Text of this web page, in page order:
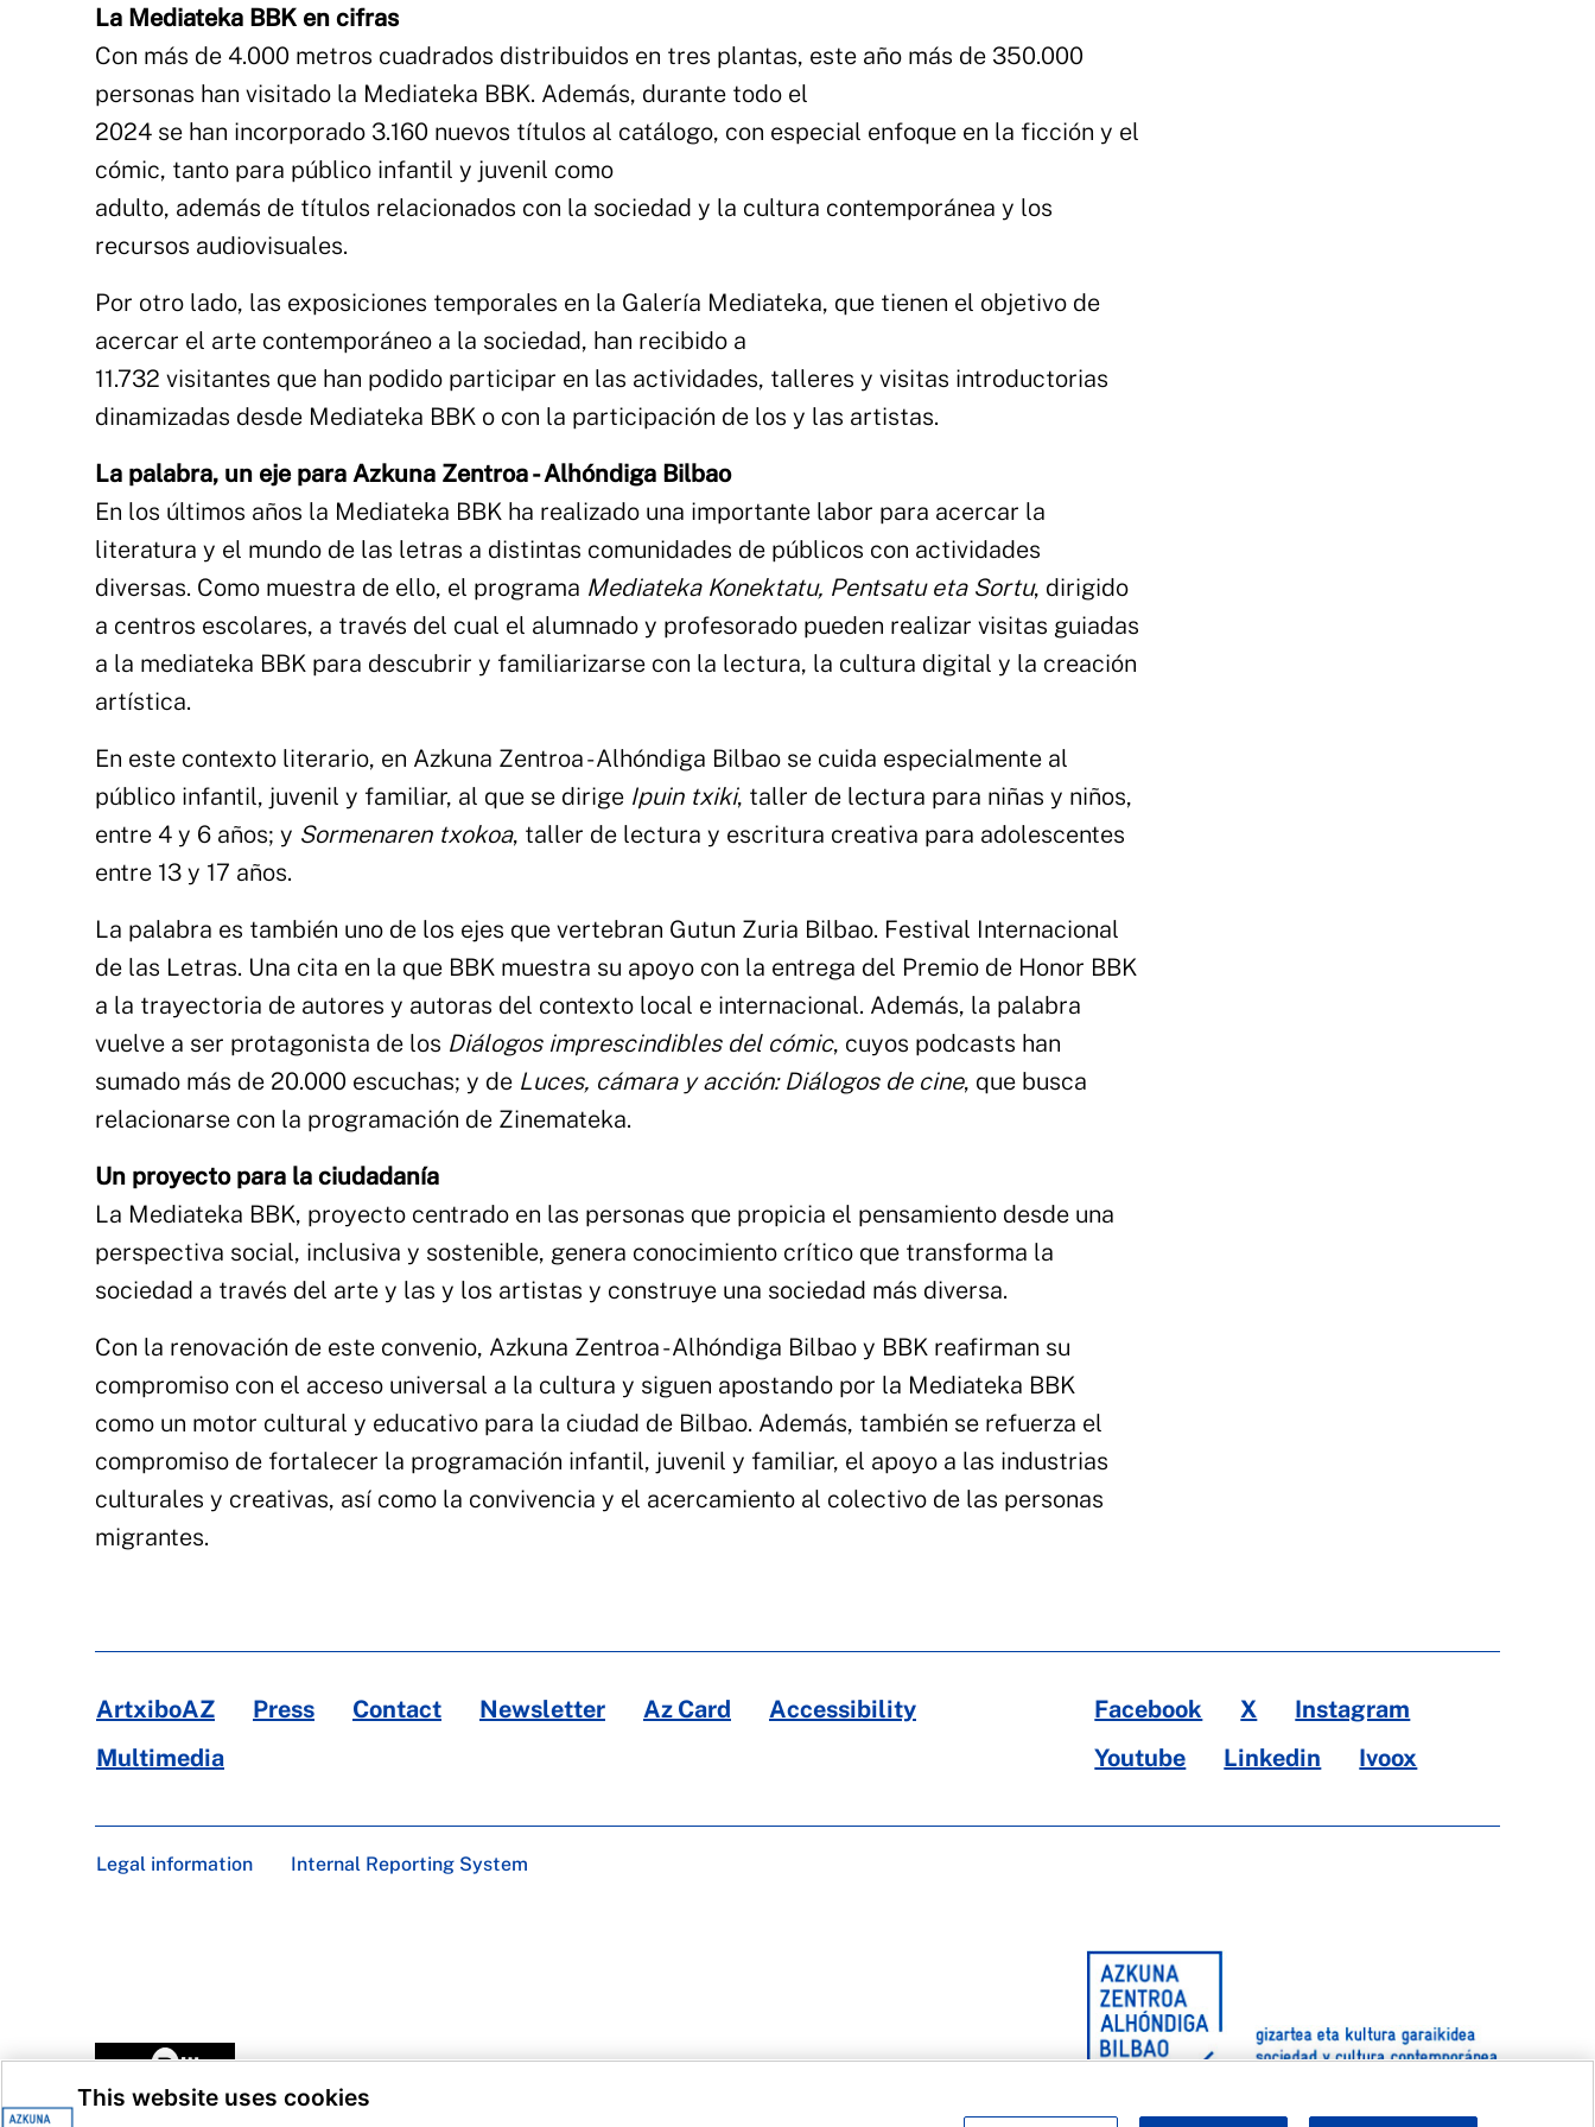
La Mediateka BBK en cifras
Con más de 4.000 metros cuadrados distribuidos en tres plantas, este año más de 350.000
personas han visitado la Mediateka BBK. Además, durante todo el
2024 se han incorporado 3.160 nuevos títulos al catálogo, con especial enfoque en la ficción y el
cómic, tanto para público infantil y juvenil como
adulto, además de títulos relacionados con la sociedad y la cultura contemporánea y los
recursos audiovisuales.
Por otro lado, las exposiciones temporales en la Galería Mediateka, que tienen el objetivo de
acercar el arte contemporáneo a la sociedad, han recibido a
11.732 visitantes que han podido participar en las actividades, talleres y visitas introductorias
dinamizadas desde Mediateka BBK o con la participación de los y las artistas.
La palabra, un eje para Azkuna Zentroa - Alhóndiga Bilbao
En los últimos años la Mediateka BBK ha realizado una importante labor para acercar la
literatura y el mundo de las letras a distintas comunidades de públicos con actividades
diversas. Como muestra de ello, el programa Mediateka Konektatu, Pentsatu eta Sortu, dirigido
a centros escolares, a través del cual el alumnado y profesorado pueden realizar visitas guiadas
a la mediateka BBK para descubrir y familiarizarse con la lectura, la cultura digital y la creación
artística.
En este contexto literario, en Azkuna Zentroa - Alhóndiga Bilbao se cuida especialmente al
público infantil, juvenil y familiar, al que se dirige Ipuin txiki, taller de lectura para niñas y niños,
entre 4 y 6 años; y Sormenaren txokoa, taller de lectura y escritura creativa para adolescentes
entre 13 y 17 años.
La palabra es también uno de los ejes que vertebran Gutun Zuria Bilbao. Festival Internacional
de las Letras. Una cita en la que BBK muestra su apoyo con la entrega del Premio de Honor BBK
a la trayectoria de autores y autoras del contexto local e internacional. Además, la palabra
vuelve a ser protagonista de los Diálogos imprescindibles del cómic, cuyos podcasts han
sumado más de 20.000 escuchas; y de Luces, cámara y acción: Diálogos de cine, que busca
relacionarse con la programación de Zinemateka.
Un proyecto para la ciudadanía
La Mediateka BBK, proyecto centrado en las personas que propicia el pensamiento desde una
perspectiva social, inclusiva y sostenible, genera conocimiento crítico que transforma la
sociedad a través del arte y las y los artistas y construye una sociedad más diversa.
Con la renovación de este convenio, Azkuna Zentroa - Alhóndiga Bilbao y BBK reafirman su
compromiso con el acceso universal a la cultura y siguen apostando por la Mediateka BBK
como un motor cultural y educativo para la ciudad de Bilbao. Además, también se refuerza el
compromiso de fortalecer la programación infantil, juvenil y familiar, el apoyo a las industrias
culturales y creativas, así como la convivencia y el acercamiento al colectivo de las personas
migrantes.
ArtxiboAZ Press Contact Newsletter Az Card
Accessibility
Multimedia
Facebook X
Instagram
Youtube
Linkedin Ivoox
Legal information Internal Reporting System
This website uses cookies